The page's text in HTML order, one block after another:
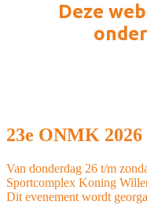
Deze
23e ONMK
Van donderdag 26 t/m
Sportcomplex Koning
Dit evenement wordt